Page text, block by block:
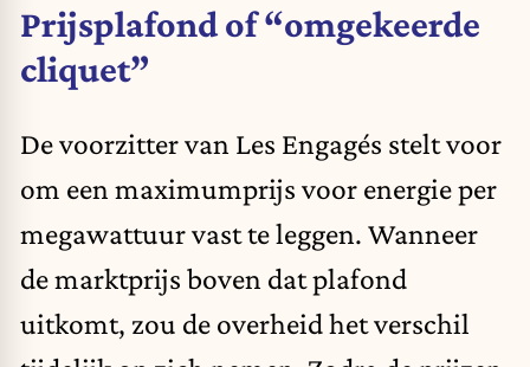
Prijsplafond of “omgekeerde
cliquet”
De voorzitter van Les Engagés stelt voor
om een maximumprijs voor energie per
megawattuur vast te leggen. Wanneer
de marktprijs boven dat plafond
uitkomt, zou de overheid het verschil